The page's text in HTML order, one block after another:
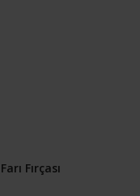
Fırçası